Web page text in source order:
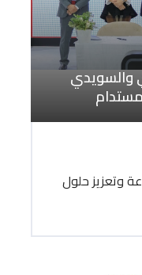
والسويدي
وتعزيز حلول